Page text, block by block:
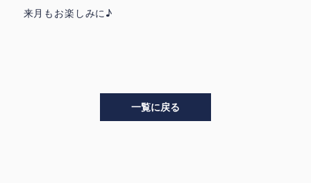
来月もお楽しみに♪
>
一覧に戻る